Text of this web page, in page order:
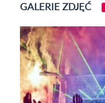
GALERIE ZDJĘĆ